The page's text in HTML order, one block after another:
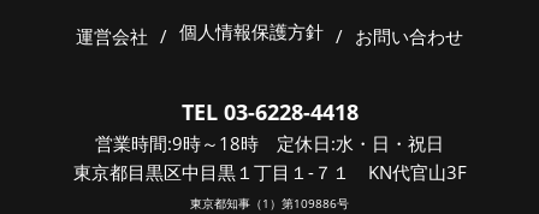
運営会社 / 個人情報保護方針 / お問い合わせ
TEL 03-6228-4418
営業時間:9時～18時 定休日:水・日・祝日
東京都目黒区中目黒１丁目１-７１ KN代官山3F
東京都知事（1）第109886号